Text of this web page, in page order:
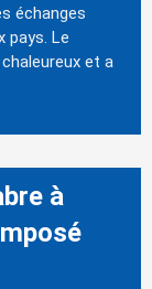
échanges
pays. Le
et a
à